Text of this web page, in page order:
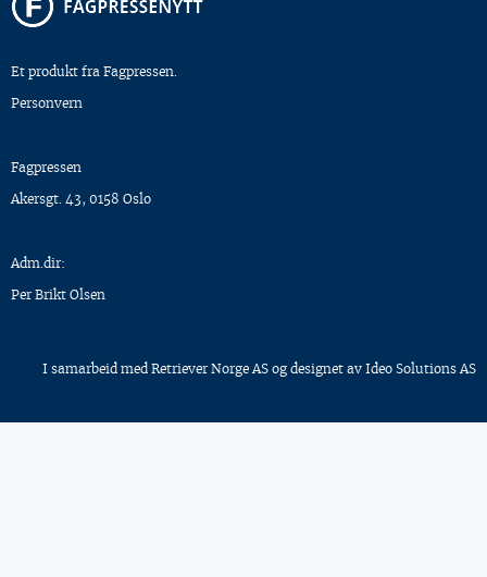
Et produkt fra Fagpressen.
Personvern
Fagpressen
Akersgt. 43, 0158 Oslo
Adm.dir:
Per Brikt Olsen
I samarbeid med Retriever Norge AS og designet av Ideo Solutions AS